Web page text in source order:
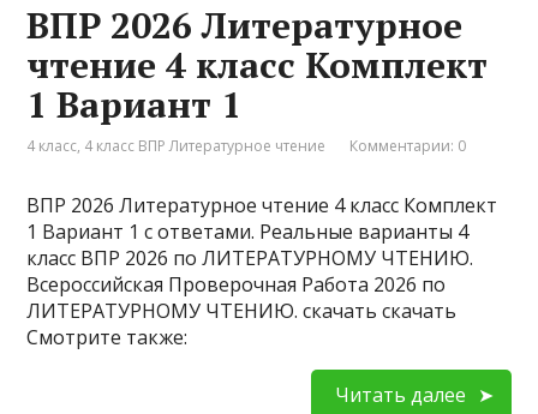
ВПР 2026 Литературное
чтение 4 класс Комплект
1 Вариант 1
4 класс, 4 класс ВПР Литературное чтение Комментарии: 0
ВПР 2026 Литературное чтение 4 класс Комплект
1 Вариант 1 с ответами. Реальные варианты 4
класс ВПР 2026 по ЛИТЕРАТУРНОМУ ЧТЕНИЮ.
Всероссийская Проверочная Работа 2026 по
ЛИТЕРАТУРНОМУ ЧТЕНИЮ. скачать скачать
Смотрите также:
Читать далее